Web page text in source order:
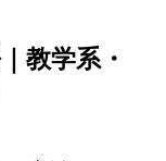
教学系・